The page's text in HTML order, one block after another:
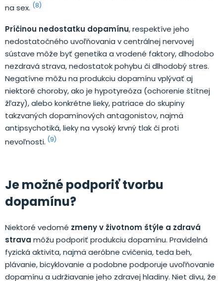
na sex. (8)
Príčinou nedostatku dopamínu, respektíve jeho
nedostatočného uvoľňovania v centrálnej nervovej
sústave môže byť genetika a vrodené faktory, dlhodobo
nezdravá strava, nedostatok pohybu či dlhodobý stres.
Negatívne môžu na produkciu dopamínu vplývať aj
niektoré choroby, ako je hypotyreóza (ochorenie štítnej
žľazy), alebo konkrétne lieky, patriace do skupiny
takzvaných dopamínových antagonistov, najmä
antipsychotiká, lieky na vysoký krvný tlak či proti
nevoľnosti. (9)
Je možné podporiť tvorbu
dopamínu?
Niektoré vedomé zmeny v životnom štýle a zdravá
strava môžu podporiť produkciu dopamínu. Pravidelná
fyzická aktivita, najmä aeróbne cvičenia, teda beh,
plávanie, bicyklovanie a podobne podporuje uvoľňovanie
dopamínu a udržiavanie jeho zdravej hladiny. Niet divu, že